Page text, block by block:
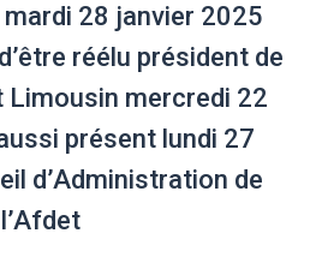
28 janvier 2025
réélu président de
mercredi 22
présent lundi 27
d’Administration de
l’Afdet